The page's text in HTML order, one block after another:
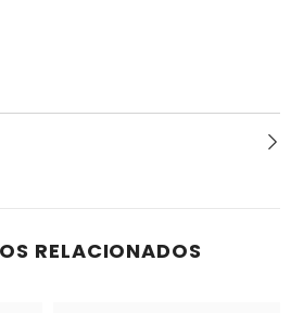
RELACIONADOS